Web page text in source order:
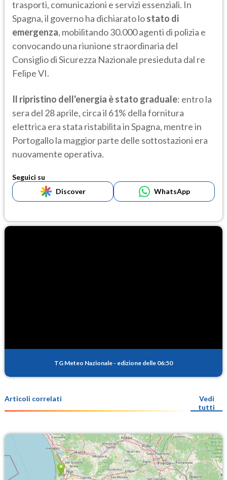
trasporti, comunicazioni e servizi essenziali. In
Spagna, il governo ha dichiarato lostato di
emergenza, mobilitando 30.000 agenti di polizia e
convocando una riunione straordinaria del
Consiglio di Sicurezza Nazionale presieduta dal re
Felipe VI.
Il ripristino dell'energia è stato graduale: entro la
sera del 28 aprile, circa il 61% della fornitura
elettrica era stata ristabilita in Spagna, mentre in
Portogallo la maggior parte delle sottostazioni era
nuovamente operativa.
Seguici su
Discover
WhatsApp
TG Meteo Nazionale - edizione delle 06:50
Articoli correlati
Vedi
tutti